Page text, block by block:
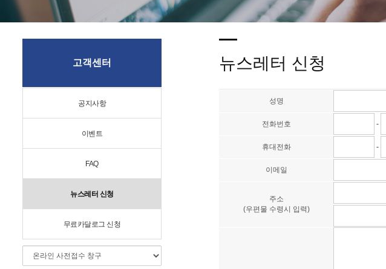
고객센터
공지사항
이벤트
FAQ
뉴스레터 신청
무료카달로그 신청
뉴스레터 신청
성명
전화번호 -
휴대전화 -
이메일
주소
(우편물 수령시 입력)